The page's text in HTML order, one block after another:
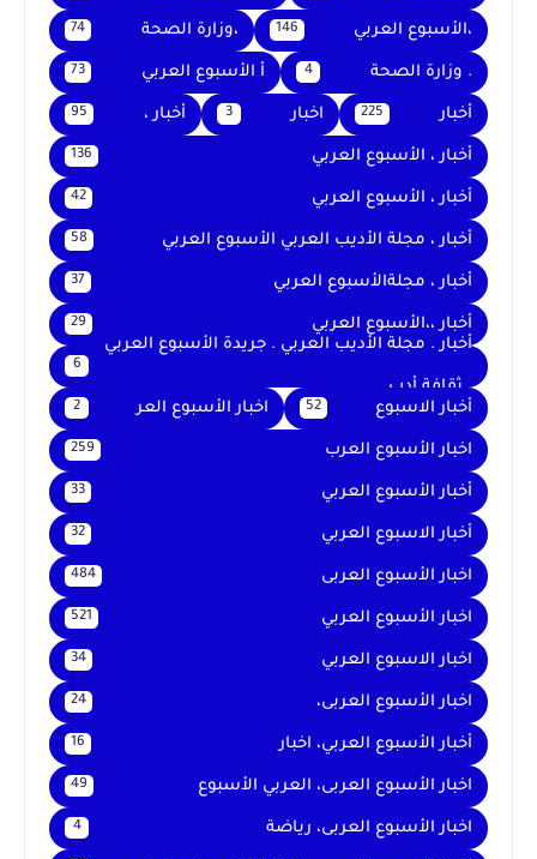
،الأسبوع العربي 146 ،وزارة الصحة 74
. وزارة الصحة 4 أ الأسبوع العربي 73
أخبار 225 اخبار 3 أخبار ، 95
أخبار ، الأسبوع العربي 136
أخبار ، الأسبوع العربي 42
أخبار ، مجلة الأديب العربي الأسبوع العربي 58
أخبار ، مجلةالأسبوع العربي 37
أخبار ،،الأسبوع العربي 29
أخبار . مجلة الأديب العربي . جريدة الأسبوع العربي
. ثقافة أدب
6
أخبار الاسبوع 52 اخبار الأسبوع العر 2
اخبار الأسبوع العرب 259
أخبار الأسبوع العربي 33
أخبار الاسبوع العربي 32
اخبار الأسبوع العربى 484
اخبار الأسبوع العربي 521
اخبار الاسبوع العربي 34
اخبار الأسبوع العربى، 24
أخبار الأسبوع العربي، اخبار 16
اخبار الأسبوع العربى، العربي الأسبوع 49
اخبار الأسبوع العربى، رياضة 4